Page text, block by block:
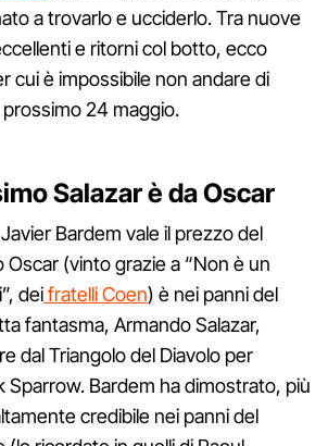
a trovarlo e ucciderlo. Tra nuove
e ritorni col botto, ecco
cui è impossibile non andare di
24 maggio.
Salazar è da Oscar
Bardem vale il prezzo del
Oscar (vinto grazie a “Non è un
deifratelli Coen) è nei panni del
fantasma, Armando Salazar,
dal Triangolo del Diavolo per
Sparrow. Bardem ha dimostrato, più
credibile nei panni del